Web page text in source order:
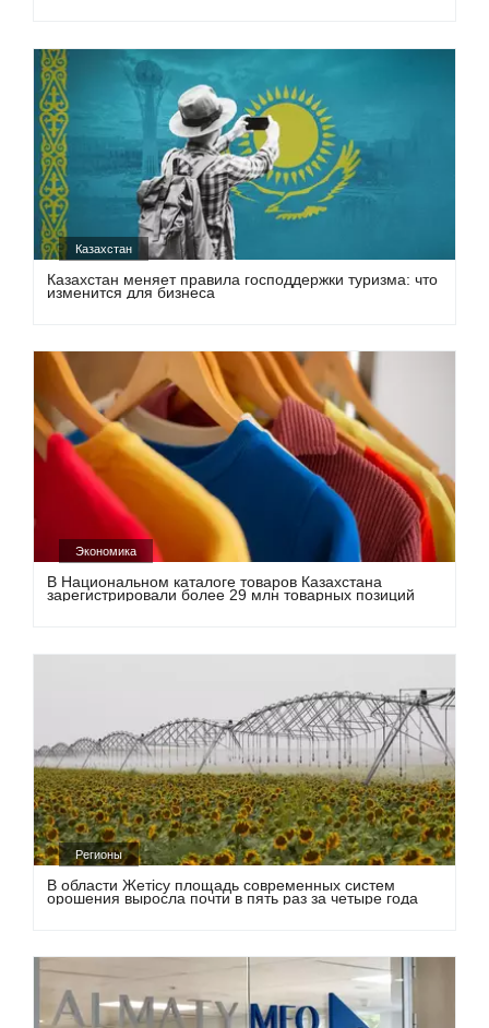
Казахстан
Казахстан меняет правила господдержки туризма: что
изменится для бизнеса
Экономика
В Национальном каталоге товаров Казахстана
зарегистрировали более 29 млн товарных позиций
Регионы
В области Жетісу площадь современных систем
орошения выросла почти в пять раз за четыре года